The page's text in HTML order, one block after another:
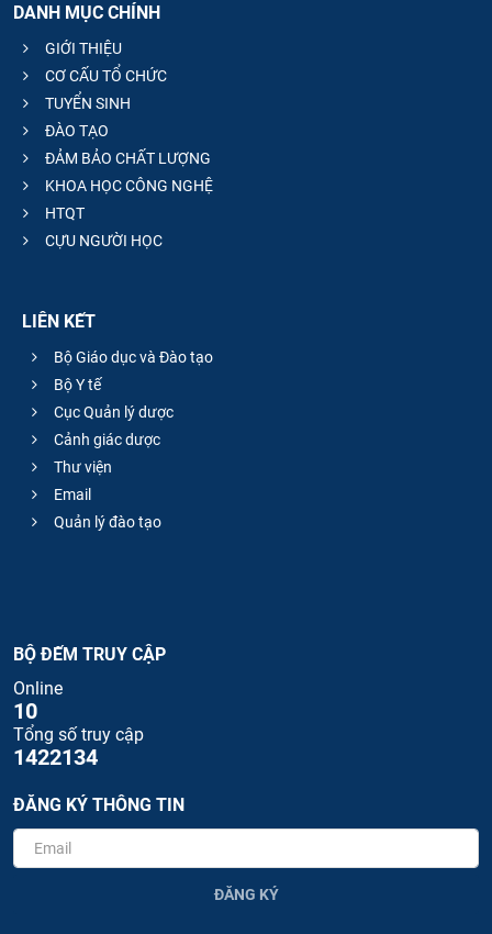
DANH MỤC CHÍNH
GIỚI THIỆU
CƠ CẤU TỔ CHỨC
TUYỂN SINH
ĐÀO TẠO
ĐẢM BẢO CHẤT LƯỢNG
KHOA HỌC CÔNG NGHỆ
HTQT
CỰU NGƯỜI HỌC
LIÊN KẾT
Bộ Giáo dục và Đào tạo
Bộ Y tế
Cục Quản lý dược
Cảnh giác dược
Thư viện
Email
Quản lý đào tạo
BỘ ĐẾM TRUY CẬP
Online
10
Tổng số truy cập
1422134
ĐĂNG KÝ THÔNG TIN
ĐĂNG KÝ